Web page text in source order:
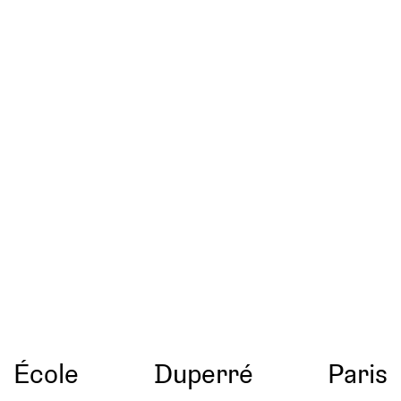
École Duperré Paris